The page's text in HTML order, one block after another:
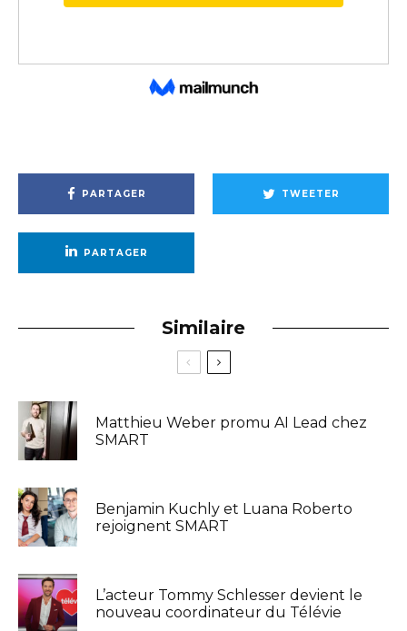
PARTAGER TWEETER
PARTAGER
Similaire
Matthieu Weber promu AI Lead chez
SMART
Benjamin Kuchly et Luana Roberto
rejoignent SMART
L’acteur Tommy Schlesser devient le
nouveau coordinateur du Télévie